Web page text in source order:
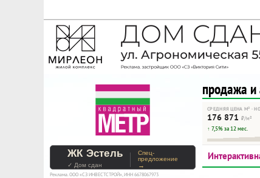
На Метре реклама -
Помогайте
продажа и
СРЕДНЯЯ ЦЕНА М² ·
176 871 ₽/м²
↑ 7,5% за 12 мес.
ЖК Эстель
✓ Дом сдан
Спец-
предложение
→
Реклама. ООО «СЗ ИНВЕСТСТРОЙ», ИНН 6678067973